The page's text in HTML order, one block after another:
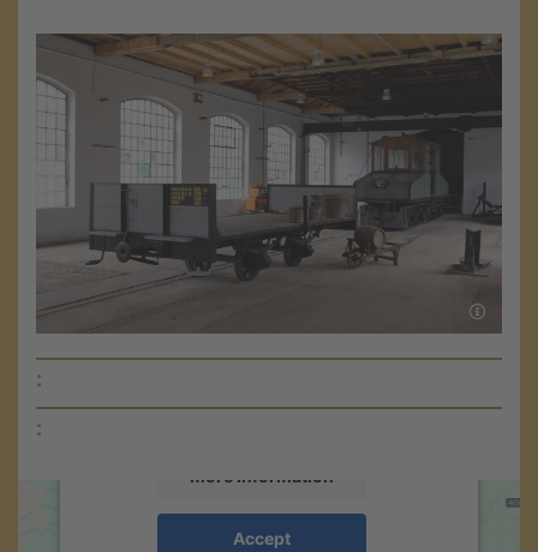
:
:
We need your consent to load the
Google Maps service!
We use a third party service to embed map
content that may collect data about your
the service to see this map.
More Information
Accept